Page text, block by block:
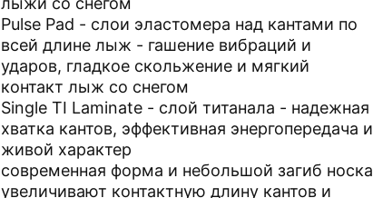
Pulse Pad - слои эластомера над кантами по
всей длине лыж - гашение вибраций и
ударов, гладкое скольжение и мягкий
контакт лыж со снегом
Single TI Laminate - слой титанала - надежная
хватка кантов, эффективная энергопередача и
живой характер
современная форма и небольшой загиб носка
увеличивают контактную длину кантов и